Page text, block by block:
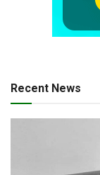
Recent News